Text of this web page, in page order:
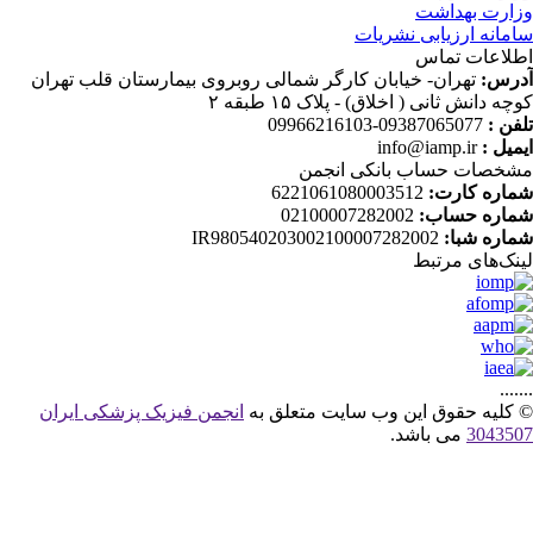
بهداشت
ارزیابی نشریات
تماس
تهران- خیابان کارگر شمالی روبروی بیمارستان قلب تهران
دانش ثانی ( اخلاق) - پلاک ۱۵ طبقه ۲
:
09387065077-09966216103
:
info@iamp.ir
حساب بانکی انجمن
کارت:6221061080003512
حساب:02100007282002
شبا:IR980540203002100007282002
مرتبط
کلیه حقوق این وب سایت متعلق بهانجمن فیزیک پزشکی ایران
می باشد.